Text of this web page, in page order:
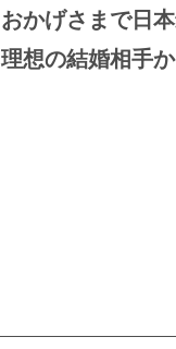
おかげさまで日
理想の結婚相手